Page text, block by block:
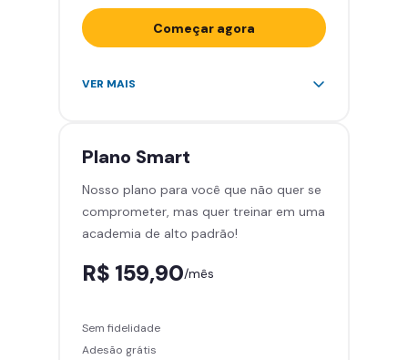
Começar agora
Acesso ilimitado a +2.000
Cadeira de massagem
Skeelo App (Audiobook)*
Área de musculação e aeróbicos
Smart Fit App
VER MAIS
Plano Smart
Nosso plano para você que não quer se
comprometer, mas quer treinar em uma
academia de alto padrão!
R$ 159,90/mês
Sem fidelidade
Adesão grátis